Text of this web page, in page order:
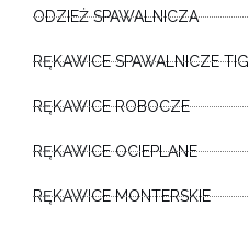
ODZIEŻ SPAWALNICZA
RĘKAWICE SPAWALNICZE TIG
RĘKAWICE ROBOCZE
RĘKAWICE OCIEPLANE
RĘKAWICE MONTERSKIE